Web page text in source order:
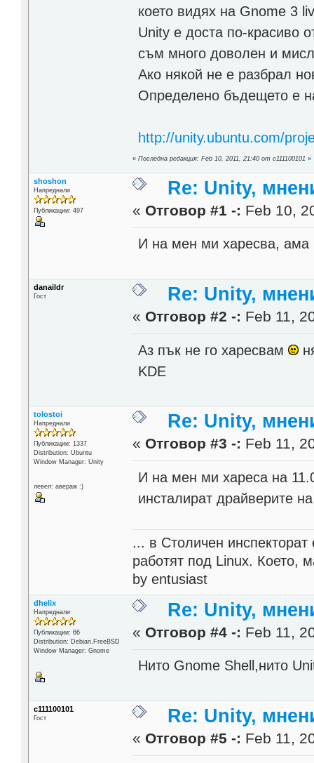
което видях на Gnome 3
Unity е доста по-красиво
съм много доволен и
Ако някой не е разбрал
Определено бъдещето е
http://unity.ubuntu.com/
«Последна редакция: Feb 10, 2011, 21:40 от c111100101 »
shoshon
Напреднали
Публикации: 497
Re: Unity,
« Отговор #1 -: Feb 10,
И на мен ми харесва, ама
danaildr
Гост Re: Unity,
« Отговор #2 -: Feb 11,
Аз пък не го харесвам
KDE
tolostoi
Напреднали
Публикации: 1337
Distribution: Ubuntu
Window Manager: Unity
левел: авераж :)
Re: Unity,
« Отговор #3 -: Feb 11,
И на мен ми хареса на
инсталират драйверите
... в Столичен
работят под Linux. Което,
by entusiast
dhelix
Напреднали
Публикации: 66
Distribution: Debian,FreeBSD
Window Manager: Gnome
Re: Unity,
« Отговор #4 -: Feb 11,
Нито Gnome Shell,нито
c111100101
Гост Re: Unity,
« Отговор #5 -: Feb 11,